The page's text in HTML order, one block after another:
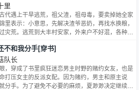
里
代遇上干旱逃荒，祖父渣，祖母毒，要卖掉她全家
里表示：小意思，先解决渣爷恶奶，再找水换粮，
灾荒。逃荒到大丰村安家，外来户不好混，各种被
不和我分手[穿书]
队长
，穿成了书里疯狂迷恋男主时野的赌约女友，也是
打压女主的反派女配。因为赌约，男主和原主说
分手。为了避免不必要的麻烦，夏渺渺决定继续扮